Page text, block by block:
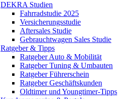
DEKRA Studien
Fahrradstudie 2025
Versicherungsstudie
Aftersales Studie
Gebrauchtwagen Sales Studie
Ratgeber & Tipps
Ratgeber Auto & Mobilität
Ratgeber Tuning & Umbauten
Ratgeber Führerschein
Ratgeber Geschäftskunden
Oldtimer und Youngtimer-Tipps